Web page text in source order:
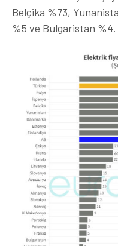
Belçika %73,
%5 ve Bulgaristan %4.